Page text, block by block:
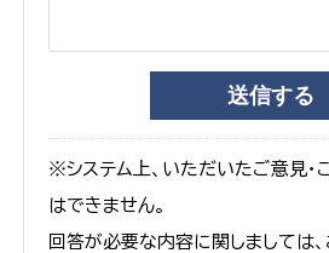
※システム上、いただいたご意見・
はできません。
回答が必要な内容に関しましては